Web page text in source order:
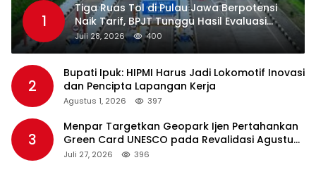
1
Tiga Ruas Tol di Pulau Jawa Berpotensi
Naik Tarif, BPJT Tunggu Hasil Evaluasi
Standar Pelayanan
Juli 28, 2026 400
2
Bupati Ipuk: HIPMI Harus Jadi Lokomotif Inovasi
dan Pencipta Lapangan Kerja
Agustus 1, 2026 397
3
Menpar Targetkan Geopark Ijen Pertahankan
Green Card UNESCO pada Revalidasi Agustus
2026
Juli 27, 2026 396